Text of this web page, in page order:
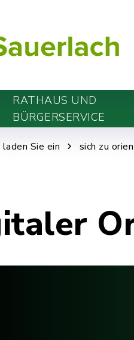
RATHAUS UND
BÜRGERSERVICE
laden Sie ein sich zu